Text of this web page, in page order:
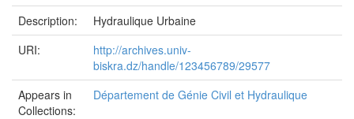
Description:
Hydraulique Urbaine
URI:
http://archives.univ-
biskra.dz/handle/123456789/29577
Appears in
Collections:
Département de Génie Civil et Hydraulique